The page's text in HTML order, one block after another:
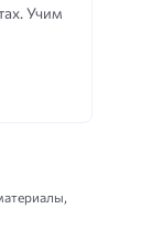
Учим